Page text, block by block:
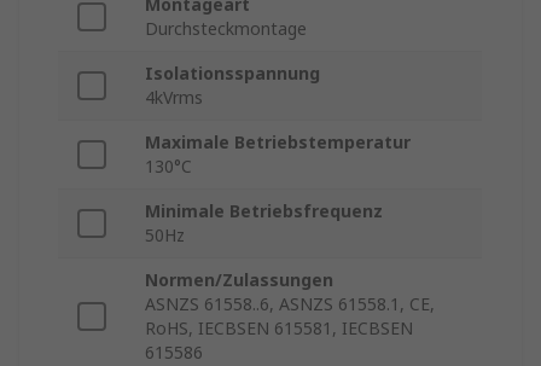
Montageart
Durchsteckmontage
Isolationsspannung
4kVrms
Maximale Betriebstemperatur
130°C
Minimale Betriebsfrequenz
50Hz
Normen/Zulassungen
ASNZS 61558..6, ASNZS 61558.1, CE,
RoHS, IECBSEN 615581, IECBSEN
615586